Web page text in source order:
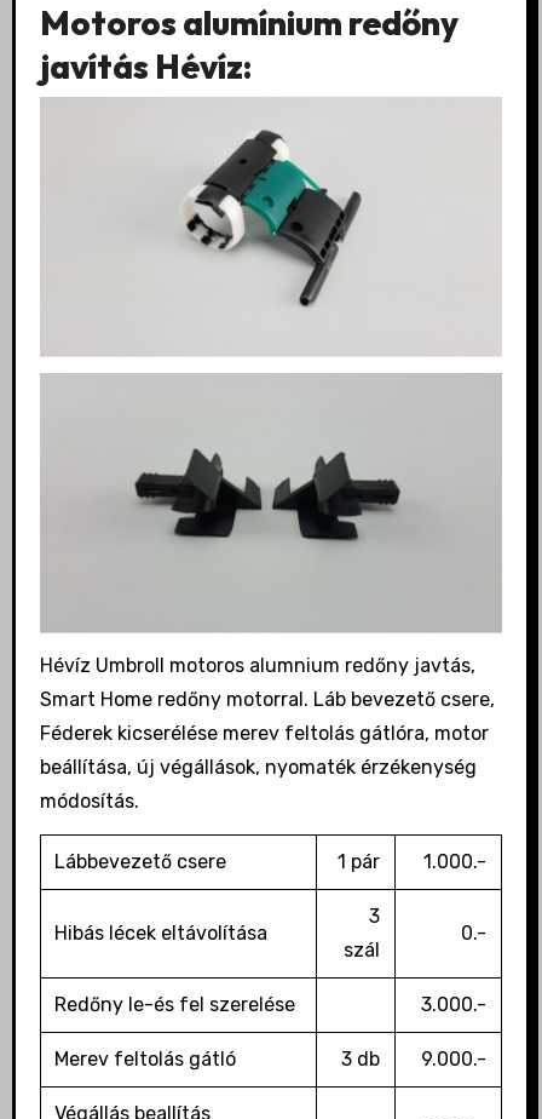
Motoros alumínium redőny
javítás Hévíz:
Hévíz Umbroll motoros alumnium redőny javtás,
Smart Home redőny motorral. Láb bevezető csere,
Féderek kicserélése merev feltolás gátlóra, motor
beállítása, új végállások, nyomaték érzékenység
módosítás.
Lábbevezető csere 1 pár 1.000.-
Hibás lécek eltávolítása
3
szál
0.-
Redőny le-és fel szerelése 3.000.-
Merev feltolás gátló 3 db 9.000.-
Végállás beallítás